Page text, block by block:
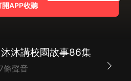
開APP收聽
沐講校園故事86集
條聲音